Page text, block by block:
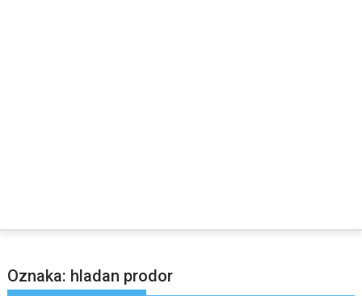
Oznaka: hladan prodor